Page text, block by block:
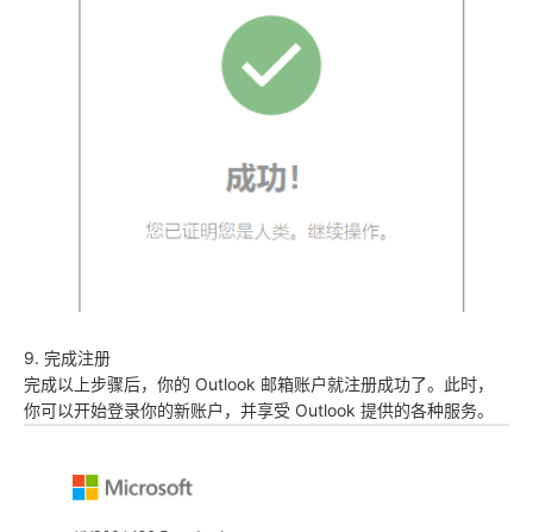
9. 完成注册
完成以上步骤后，你的 Outlook 邮箱账户就注册成功了。此时，
你可以开始登录你的新账户，并享受 Outlook 提供的各种服务。